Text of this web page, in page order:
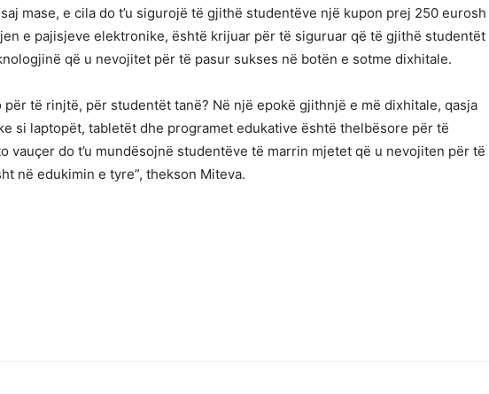
mase, e cila do t’u sigurojë të gjithë studentëve një kupon prej 250 eurosh
e pajisjeve elektronike, është krijuar për të siguruar që të gjithë studentët
që u nevojitet për të pasur sukses në botën e sotme dixhitale.
për të rinjtë, për studentët tanë? Në një epokë gjithnjë e më dixhitale, qasja
si laptopët, tabletët dhe programet edukative është thelbësore për të
vauçer do t’u mundësojnë studentëve të marrin mjetet që u nevojiten për të
në edukimin e tyre”, thekson Miteva.